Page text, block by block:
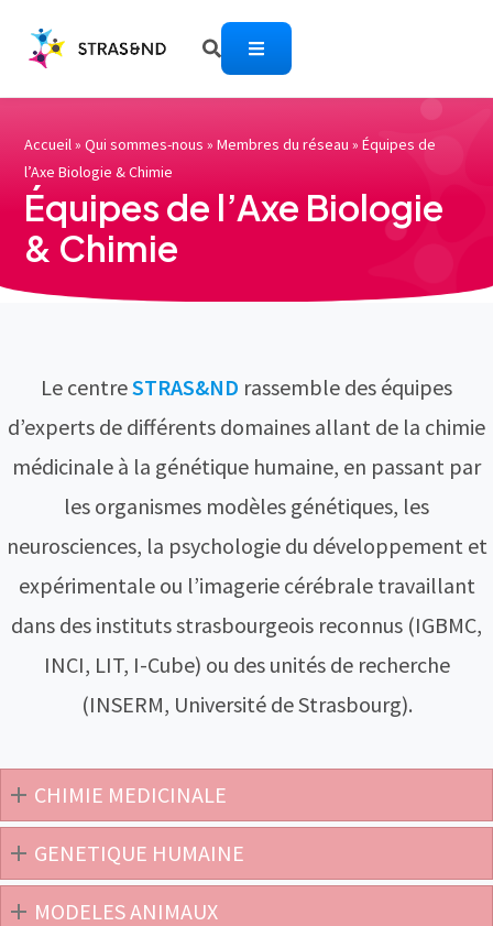
Accueil»Qui sommes-nous »Membres du réseau »Équipes de
l’Axe Biologie & Chimie
Équipes de l’Axe Biologie
& Chimie
Le centreSTRAS&ND rassemble des équipes
d’experts de différents domaines allant de la chimie
médicinale à la génétique humaine, en passant par
les organismes modèles génétiques, les
neurosciences, la psychologie du développement et
expérimentale ou l’imagerie cérébrale travaillant
dans des instituts strasbourgeois reconnus (IGBMC,
INCI, LIT, I-Cube) ou des unités de recherche
(INSERM, Université de Strasbourg).
CHIMIE MEDICINALE
GENETIQUE HUMAINE
MODELES ANIMAUX